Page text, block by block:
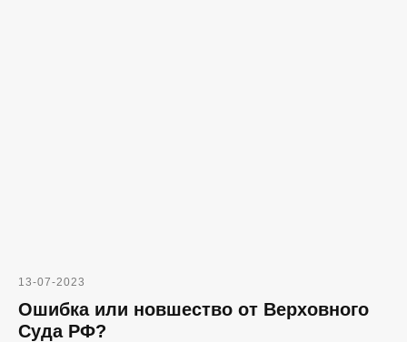
13-07-2023
Ошибка или новшество от Верховного
Суда РФ?